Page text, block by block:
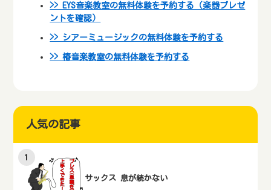
>> EYS音楽教室の無料体験を予約する（楽器プレゼ
ントを確認）
>> シアーミュージックの無料体験を予約する
>> 椿音楽教室の無料体験を予約する
人気の記事
サックス 息が続かない